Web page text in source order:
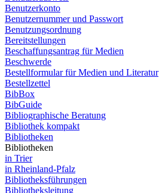
Benutzerkonto
Benutzernummer und Passwort
Benutzungsordnung
Bereitstellungen
Beschaffungsantrag für Medien
Beschwerde
Bestellformular für Medien und Literatur
Bestellzettel
BibBox
BibGuide
Bibliographische Beratung
Bibliothek kompakt
Bibliotheken
Bibliotheken
in Trier
in Rheinland-Pfalz
Bibliotheksführungen
Bibliotheksleitung